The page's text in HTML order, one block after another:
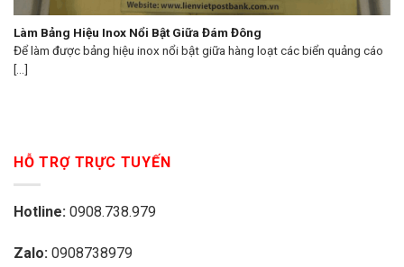
Làm Bảng Hiệu Inox Nổi Bật Giữa Đám Đông
Để làm được bảng hiệu inox nổi bật giữa hàng loạt các biển quảng cáo
[...]
HỖ TRỢ TRỰC TUYẾN
Hotline: 0908.738.979
Zalo: 0908738979